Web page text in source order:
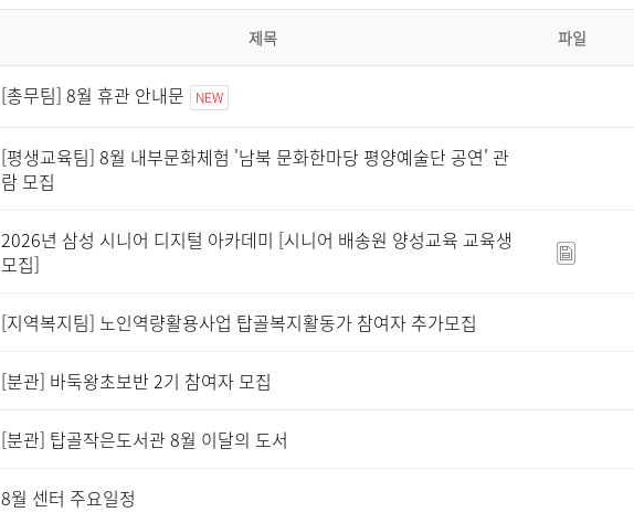
제목 파일
[총무팀] 8월 휴관 안내문 NEW
[평생교육팀] 8월 내부문화체험 '남북 문화한마당 평양예술단 공연' 관
람 모집
2026년 삼성 시니어 디지털 아카데미 [시니어 배송원 양성교육 교육생
모집]
[지역복지팀] 노인역량활용사업 탑골복지활동가 참여자 추가모집
[분관] 바둑왕초보반 2기 참여자 모집
[분관] 탑골작은도서관 8월 이달의 도서
8월 센터 주요일정